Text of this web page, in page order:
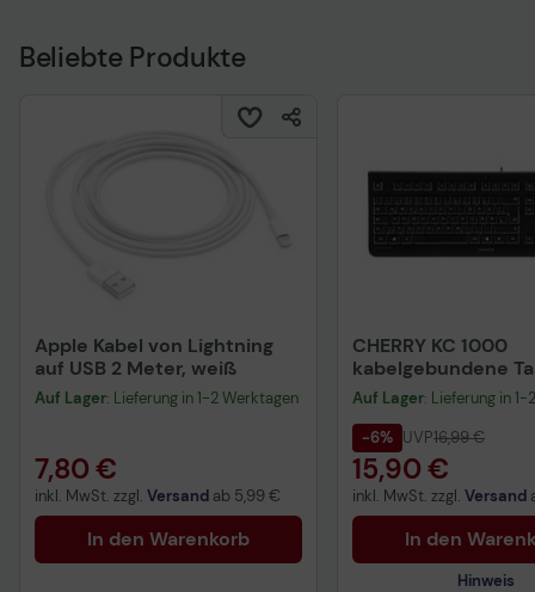
Beliebte Produkte
Apple Kabel von Lightning
auf USB 2 Meter, weiß
Auf Lager: Lieferung in 1-2 Werktagen
7,80 €
inkl. MwSt. zzgl. Versand ab 5,99 €
In den Warenkorb
CHERRY KC 1000
kabelgebundene
QWERTZ DE -
Auf Lager: Lieferung in
-6% UVP16,99 €
15,90 €
inkl. MwSt. zzgl. Versand
In den
Hinweis